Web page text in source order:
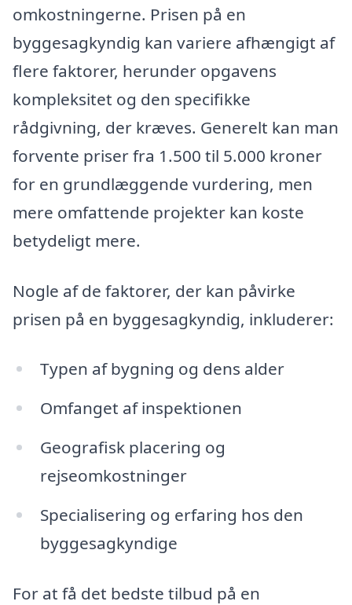
omkostningerne. Prisen på en
byggesagkyndig kan variere afhængigt af
flere faktorer, herunder opgavens
kompleksitet og den specifikke
rådgivning, der kræves. Generelt kan man
forvente priser fra 1.500 til 5.000 kroner
for en grundlæggende vurdering, men
mere omfattende projekter kan koste
betydeligt mere.
Nogle af de faktorer, der kan påvirke
prisen på en byggesagkyndig, inkluderer:
Typen af bygning og dens alder
Omfanget af inspektionen
Geografisk placering og
rejseomkostninger
Specialisering og erfaring hos den
byggesagkyndige
For at få det bedste tilbud på en